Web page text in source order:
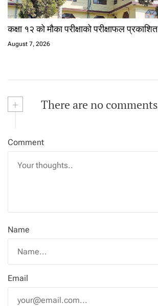
कक्षा १२ को मौका परीक्षाको परीक्षाफल प्रकाशित
August 7, 2026
+ There are no comments
Comment
Name
Email